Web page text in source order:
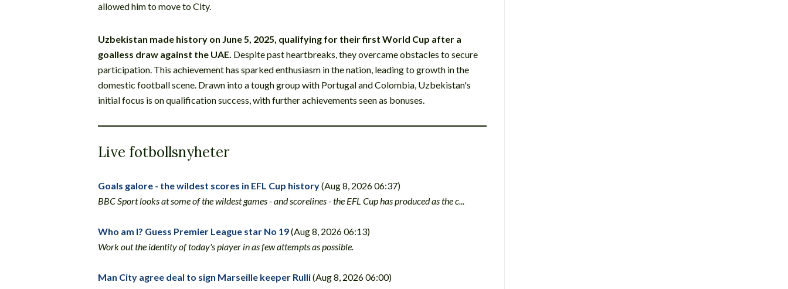
allowed him to move to City.
Uzbekistan made history on June 5, 2025, qualifying for their first World Cup after a
goalless draw against the UAE. Despite past heartbreaks, they overcame obstacles to secure
participation. This achievement has sparked enthusiasm in the nation, leading to growth in the
domestic football scene. Drawn into a tough group with Portugal and Colombia, Uzbekistan's
initial focus is on qualification success, with further achievements seen as bonuses.
Live fotbollsnyheter
Goals galore - the wildest scores in EFL Cup history(Aug 8, 2026 06:37)
BBC Sport looks at some of the wildest games - and scorelines - the EFL Cup has produced as the c...
Who am I? Guess Premier League star No 19(Aug 8, 2026 06:13)
Work out the identity of today's player in as few attempts as possible.
Man City agree deal to sign Marseille keeper Rulli(Aug 8, 2026 06:00)